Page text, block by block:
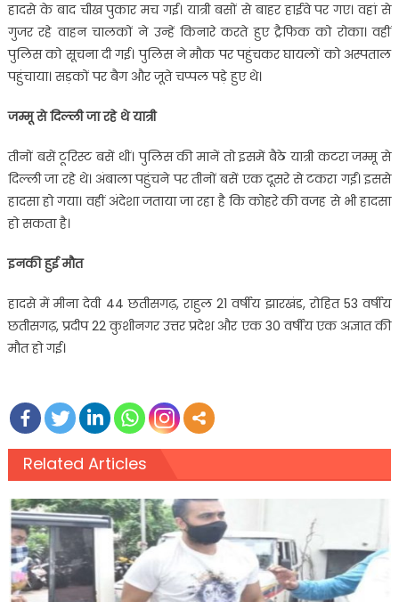
हादसे के बाद चीख पुकार मच गई। यात्री बसों से बाहर हाईवे पर गए। वहां से
गुजर रहे वाहन चालकों ने उन्‍हें किनारे करते हुए ट्रैफिक को रोका। वहीं
पुलिस को सूचना दी गई। पुलिस ने मौक पर पहुंचकर घायलों को अस्‍पताल
पहुंचाया। सड़कों पर बैग और जूते चप्‍पल पड़े हुए थे।
जम्‍मू से दिल्‍ली जा रहे थे यात्री
तीनों बसें टूरिस्‍ट बसें थीं। पुलिस की मानें तो इसमें बैठे यात्री कटरा जम्‍मू से
दिल्‍ली जा रहे थे। अंबाला पहुंचने पर तीनों बसें एक दूसरे से टकरा गईं। इससे
हादसा हो गया। वहीं अंदेशा जताया जा रहा है कि कोहरे की वजह से भी हादसा
हो सकता है।
इनकी हुई मौत
हादसे में मीना देवी 44 छतीसगढ़, राहुल 21 वर्षीय झारखंड, रोहित 53 वर्षीय
छतीसगढ़, प्रदीप 22 कुशीनगर उत्तर प्रदेश और एक 30 वर्षीय एक अज्ञात की
मौत हो गई।
Related Articles